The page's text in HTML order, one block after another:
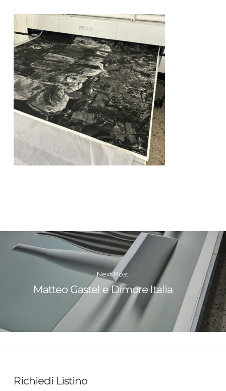
Next Post
Matteo Gastel e Dimore Italia
Richiedi Listino